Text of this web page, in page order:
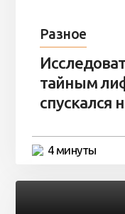
Разное
тайным
спускался
4 минуты